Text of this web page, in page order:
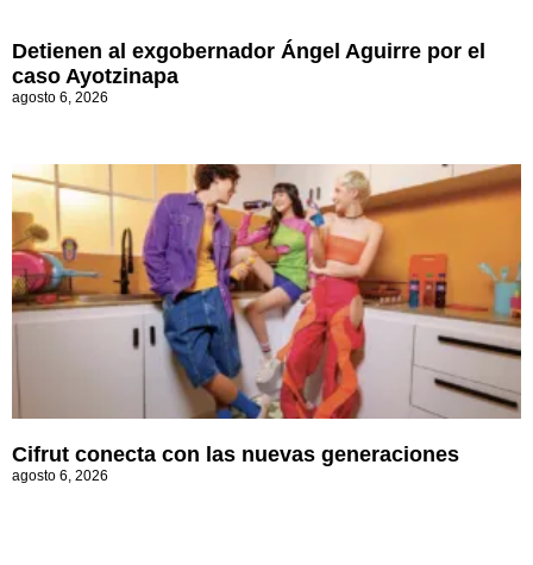
Detienen al exgobernador Ángel Aguirre por el
caso Ayotzinapa
agosto 6, 2026
Cifrut conecta con las nuevas generaciones
agosto 6, 2026